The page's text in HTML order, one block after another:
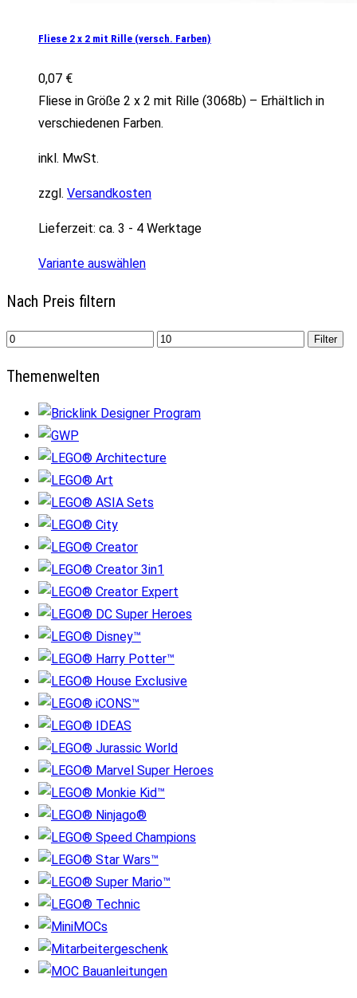
Fliese 2 x 2 mit Rille (versch. Farben)
0,07 €
Fliese in Größe 2 x 2 mit Rille (3068b) – Erhältlich in
verschiedenen Farben.
inkl. MwSt.
zzgl. Versandkosten
Lieferzeit: ca. 3 - 4 Werktage
Variante auswählen
Nach Preis filtern
Min.
Max.
Filter
Themenwelten